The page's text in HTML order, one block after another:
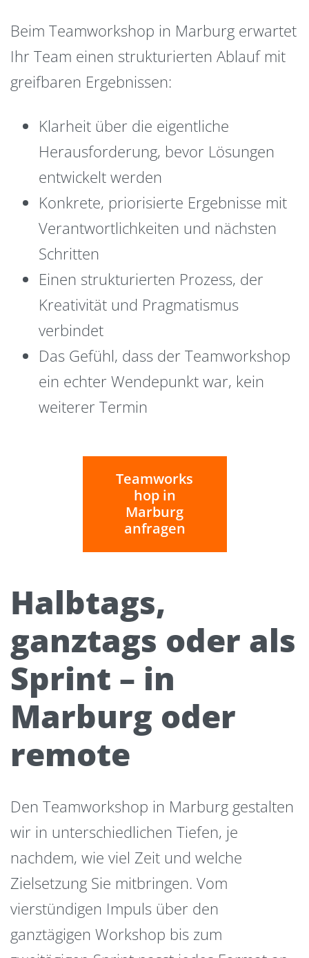
Beim Teamworkshop in Marburg erwartet
Ihr Team einen strukturierten Ablauf mit
greifbaren Ergebnissen:
Klarheit über die eigentliche
Herausforderung, bevor Lösungen
entwickelt werden
Konkrete, priorisierte Ergebnisse mit
Verantwortlichkeiten und nächsten
Schritten
Einen strukturierten Prozess, der
Kreativität und Pragmatismus
verbindet
Das Gefühl, dass der Teamworkshop
ein echter Wendepunkt war, kein
weiterer Termin
Teamworks
hop in
Marburg
anfragen
Halbtags,
ganztags oder als
Sprint – in
Marburg oder
remote
Den Teamworkshop in Marburg gestalten
wir in unterschiedlichen Tiefen, je
nachdem, wie viel Zeit und welche
Zielsetzung Sie mitbringen. Vom
vierstündigen Impuls über den
ganztägigen Workshop bis zum